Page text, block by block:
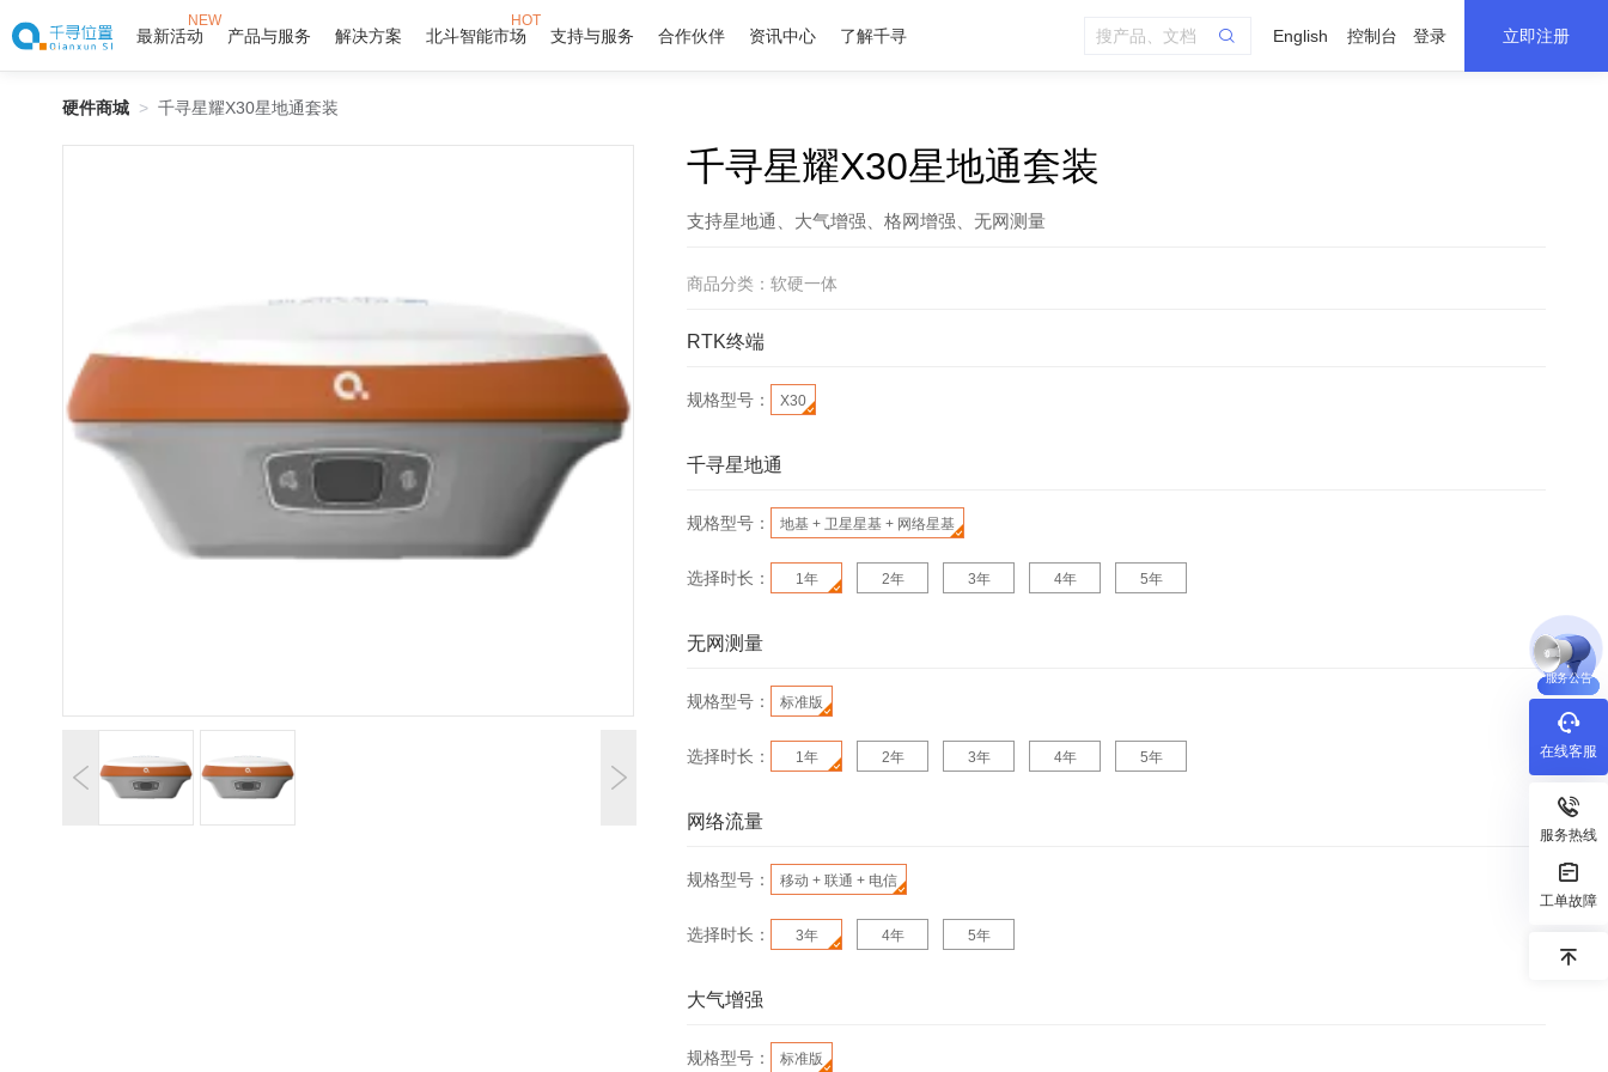
最新活动
NEW
产品与服务 解决方案 北斗智能市场
HOT
支持与服务 合作伙伴 资讯中心 了解千寻 English 控制台 登录 立即注册
硬件商城 > 千寻星耀X30星地通套装
千寻星耀X30星地通套装
支持星地通、大气增强、格网增强、无网测量
商品分类： 软硬一体
RTK终端
规格型号： X30
千寻星地通
规格型号： 地基 + 卫星星基 + 网络星基
选择时长： 1年 2年 3年 4年 5年
无网测量
规格型号： 标准版
选择时长： 1年 2年 3年 4年 5年
网络流量
规格型号： 移动 + 联通 + 电信
选择时长： 3年 4年 5年
大气增强
规格型号： 标准版
服务公告
在线客服
服务热线
工单故障